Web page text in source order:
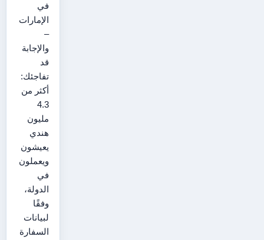
في
الإمارات
–
والإجابة
قد
تفاجئك:
أكثر من
4.3
مليون
هندي
يعيشون
ويعملون
في
الدولة،
وفقًا
لبيانات
السفارة